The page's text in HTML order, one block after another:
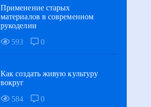
Применение старых
материалов в современном
рукоделии
593
0
Как создать живую культуру
вокруг
584
0